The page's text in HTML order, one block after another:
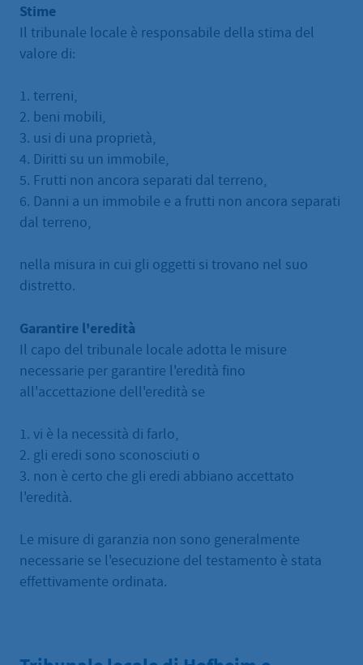
Stime
Il tribunale locale è responsabile della stima del
valore di:
1. terreni,
2. beni mobili,
3. usi di una proprietà,
4. Diritti su un immobile,
5. Frutti non ancora separati dal terreno,
6. Danni a un immobile e a frutti non ancora separati
dal terreno,
nella misura in cui gli oggetti si trovano nel suo
distretto.
Garantire l'eredità
Il capo del tribunale locale adotta le misure
necessarie per garantire l'eredità fino
all'accettazione dell'eredità se
1. vi è la necessità di farlo,
2. gli eredi sono sconosciuti o
3. non è certo che gli eredi abbiano accettato
l'eredità.
Le misure di garanzia non sono generalmente
necessarie se l'esecuzione del testamento è stata
effettivamente ordinata.